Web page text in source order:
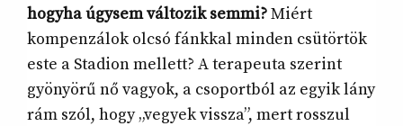
hogyha úgysem változik semmi?Miért
kompenzálok olcsó fánkkal minden csütörtök
este a Stadion mellett? A terapeuta szerint
gyönyörű nő vagyok, a csoportból az egyik lány
rám szól, hogy „vegyek vissza”, mert rosszul